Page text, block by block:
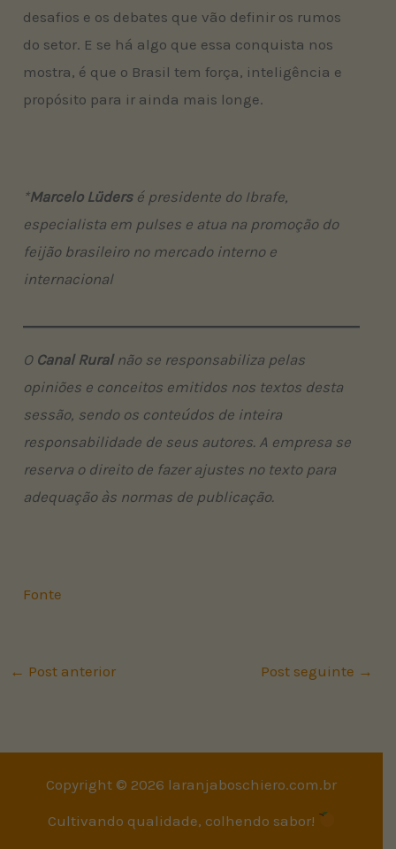
desafios e os debates que vão definir os rumos
do setor. E se há algo que essa conquista nos
mostra, é que o Brasil tem força, inteligência e
propósito para ir ainda mais longe.
*Marcelo Lüdersé presidente do Ibrafe,
especialista em pulses e atua na promoção do
feijão brasileiro no mercado interno e
internacional
O Canal Ruralnão se responsabiliza pelas
opiniões e conceitos emitidos nos textos desta
sessão, sendo os conteúdos de inteira
responsabilidade de seus autores. A empresa se
reserva o direito de fazer ajustes no texto para
adequação às normas de publicação.
Fonte
← Post anterior Post seguinte →
Copyright © 2026 laranjaboschiero.com.br
Cultivando qualidade, colhendo sabor!